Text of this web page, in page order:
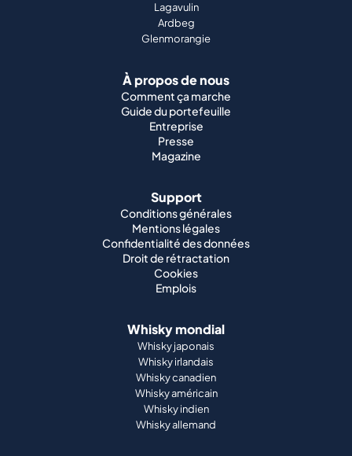
Lagavulin
Ardbeg
Glenmorangie
À propos de nous
Comment ça marche
Guide du portefeuille
Entreprise
Presse
Magazine
Support
Conditions générales
Mentions légales
Confidentialité des données
Droit de rétractation
Cookies
Emplois
Whisky mondial
Whisky japonais
Whisky irlandais
Whisky canadien
Whisky américain
Whisky indien
Whisky allemand